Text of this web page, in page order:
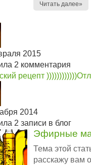
Читать далее»
2015
2 комментария
рецепт ))))))))))))
2014
2 записи в блог
Эфирные
Тема этой
расскажу вам